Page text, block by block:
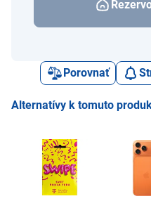
Porovnať
Alternatívy k tomuto